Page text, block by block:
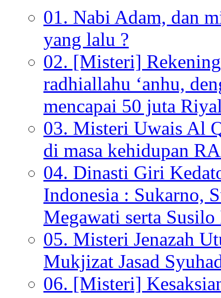
01. Nabi Adam, dan
yang lalu ?
02. [Misteri]
radhiallahu ‘anhu,
mencapai 50 juta
03. Misteri Uwais Al
di masa kehidupan
04. Dinasti Giri
Indonesia : Sukarno,
Megawati serta
05. Misteri Jenazah
Mukjizat Jasad
06. [Misteri]